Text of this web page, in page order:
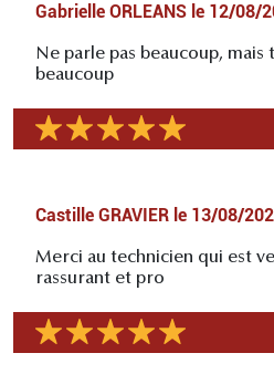
Gabrielle ORLEANS le 12/08/
Ne parle pas beaucoup, mais
beaucoup
Castille GRAVIER le 13/08/
Merci au technicien qui est
rassurant et pro